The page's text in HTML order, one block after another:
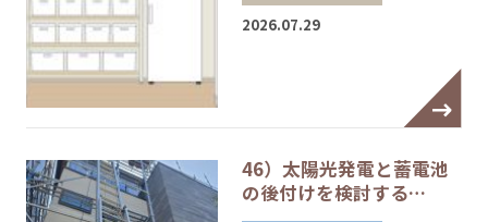
2026.07.29
46）太陽光発電と蓄電池
の後付けを検討する…